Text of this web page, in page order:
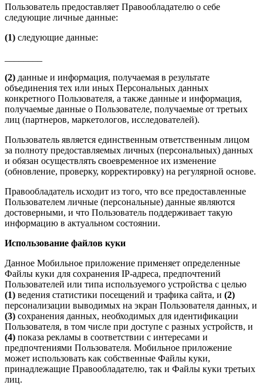
Пользователь предоставляет Правообладателю о себе
следующие личные данные:
(1) следующие данные:
(2) данные и информация, получаемая в результате
объединения тех или иных Персональных данных
конкретного Пользователя, а также данные и информация,
получаемые данные о Пользователе, получаемые от третьих
лиц (партнеров, маркетологов, исследователей).
Пользователь является единственным ответственным лицом
за полноту предоставляемых личных (персональных) данных
и обязан осуществлять своевременное их изменение
(обновление, проверку, корректировку) на регулярной основе.
Правообладатель исходит из того, что все предоставленные
Пользователем личные (персональные) данные являются
достоверными, и что Пользователь поддерживает такую
информацию в актуальном состоянии.
Использование файлов куки
Данное Мобильное приложение применяет определенные
Файлы куки для сохранения IP-адреса, предпочтений
Пользователей или типа используемого устройства с целью
(1) ведения статистики посещений и трафика сайта, и (2)
персонализации выводимых на экран Пользователя данных, и
(3) сохранения данных, необходимых для идентификации
Пользователя, в том числе при доступе с разных устройств, и
(4) показа рекламы в соответствии с интересами и
предпочтениями Пользователя. Мобильное приложение
может использовать как собственные Файлы куки,
принадлежащие Правообладателю, так и Файлы куки третьих
лиц.